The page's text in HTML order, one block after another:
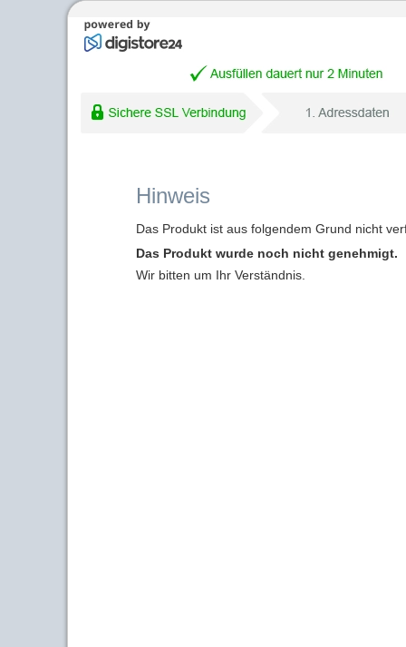
Hinweis
Das Produkt ist aus folgendem Grund nicht
Das Produkt wurde noch nicht genehmigt.
Wir bitten um Ihr Verständnis.